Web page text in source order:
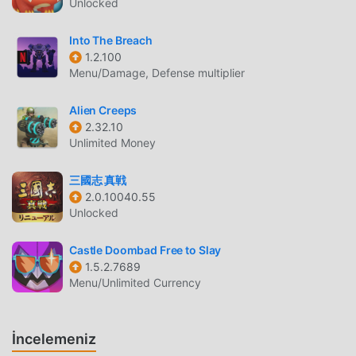
ücretsiz oyun indirme sitesi olan bu oyunu indirmek
sadece Stormbound 1.10.35.3628'ın en son sürümünü
ücretsiz olarak sunmakla kalmaz, aynı zamanda
Freemodunu ücretsiz olarak sağlar, oyundaki tekrarlayan
odaklanabilirsiniz oyunun kendisinin getirdiği neşenin
tadını çıkarmak üzerine. moddroid, herhangi bir
talep etmeyeceğini ve %100 güvenli, kullanılabilir ve
kurulumu ücretsiz olduğunu vaat ediyor. Sadece moddroid
istemcisini indirin, tek tıklamayla Stormbound 1.10.35.3628
oyna!
EŞSIZ OYUN
oynanışı, dünya çapında çok sayıda hayran kazanmasına
Unlocked
Into The Breach
1.2.100
Menu/Damage, Defense multiplier
Alien Creeps
2.32.10
Unlimited Money
三國志 真戦
2.0.10040.55
Unlocked
Castle Doombad Free to Slay
1.5.2.7689
Menu/Unlimited Currency
İncelemeniz